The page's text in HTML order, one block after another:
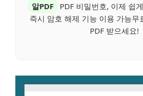
알PDF
PDF 비밀번호, 이제 쉽
즉시 암호 해제 기능 이용 가능무
PDF 받으세요!